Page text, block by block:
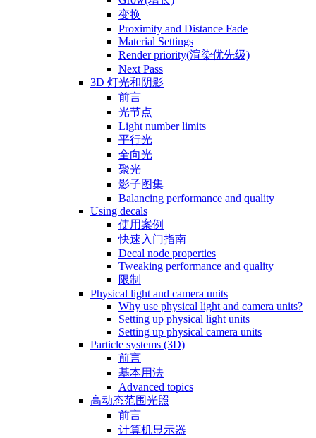
变换
Proximity and Distance Fade
Material Settings
Render priority(渲染优先级)
Next Pass
3D 灯光和阴影
前言
光节点
Light number limits
平行光
全向光
聚光
影子图集
Balancing performance and quality
Using decals
使用案例
快速入门指南
Decal node properties
Tweaking performance and quality
限制
Physical light and camera units
Why use physical light and camera units?
Setting up physical light units
Setting up physical camera units
Particle systems (3D)
前言
基本用法
Advanced topics
高动态范围光照
前言
计算机显示器